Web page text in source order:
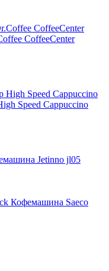
CoffeeCenter
Speed Cappuccino
Jetinno jl05
Кофемашина Saeco